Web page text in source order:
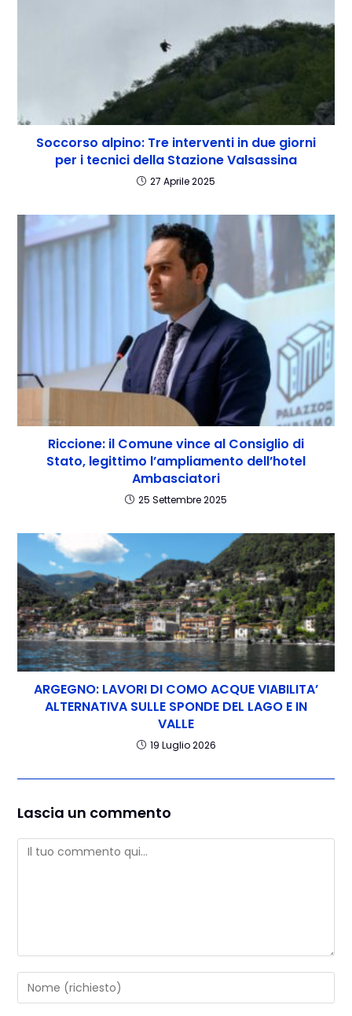
Soccorso alpino: Tre interventi in due giorni
per i tecnici della Stazione Valsassina
27 Aprile 2025
Riccione: il Comune vince al Consiglio di
Stato, legittimo l’ampliamento dell’hotel
Ambasciatori
25 Settembre 2025
ARGEGNO: LAVORI DI COMO ACQUE VIABILITA’
ALTERNATIVA SULLE SPONDE DEL LAGO E IN
VALLE
19 Luglio 2026
Lascia un commento